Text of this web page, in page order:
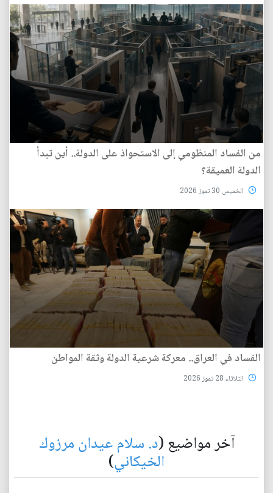
من الفساد المنظومي إلى الاستحواذ على الدولة.. أين تبدأ
الدولة العميقة؟
الخميس 30 تموز 2026
الفساد في العراق.. معركة شرعية الدولة وثقة المواطن
الثلاثاء 28 تموز 2026
آخر مواضيع (د. سلام عيدان مرزوك
الخيكاني)